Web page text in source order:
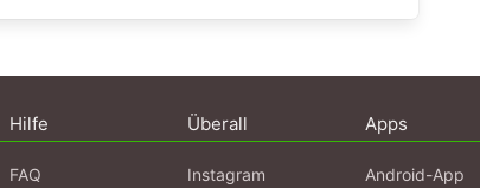
Hilfe
FAQ
Überall
Instagram
Apps
Android-App